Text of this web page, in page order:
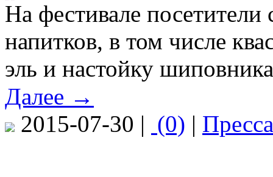
На фестивале посетители
напитков, в том числе
эль и настойку
Далее →
2015-07-30 | (0) | Пресса